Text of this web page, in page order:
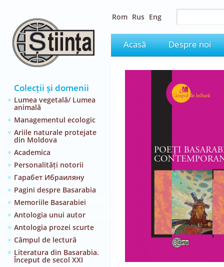
Colecții și domenii
Lumea vegetală/ Lumea
animală
Managementul ecologic
Ariile naturale protejate
din Moldova
Academica
Personalități notorii
Гарабет Ибраиляну
Pagini despre Basarabia
Memoriile Basarabiei
Antologia unui autor
Antologia prozei scurte
Câmpul de lectură
Literatura din Basarabia.
Început de secol XXI
Rom Rus Eng
Acasă Despre noi